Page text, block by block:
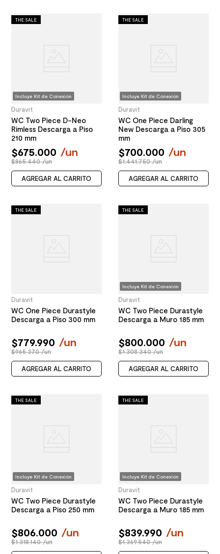
THE SALE
Incluye Kit de Conexión
Duravit
WC Two Piece D-Neo
Rimless Descarga a Piso
210 mm
$675.000 /un
$865.440 /un
AGREGAR AL CARRITO
THE SALE
Incluye Kit de Conexión
Duravit
WC One Piece Darling
New Descarga a Piso 305
mm
$700.000 /un
$1.441.750 /un
AGREGAR AL CARRITO
THE SALE
Duravit
WC One Piece Durastyle
Descarga a Piso 300 mm
$779.990 /un
$965.370 /un
AGREGAR AL CARRITO
THE SALE
Incluye Kit de Conexión
Duravit
WC Two Piece Durastyle
Descarga a Muro 185 mm
$800.000 /un
$1.308.340 /un
AGREGAR AL CARRITO
THE SALE
Incluye Kit de Conexión
Duravit
WC Two Piece Durastyle
Descarga a Piso 250 mm
$806.000 /un
$1.318.140 /un
THE SALE
Incluye Kit de Conexión
Duravit
WC Two Piece Durastyle
Descarga a Muro 185 mm
$839.990 /un
$1.369.540 /un